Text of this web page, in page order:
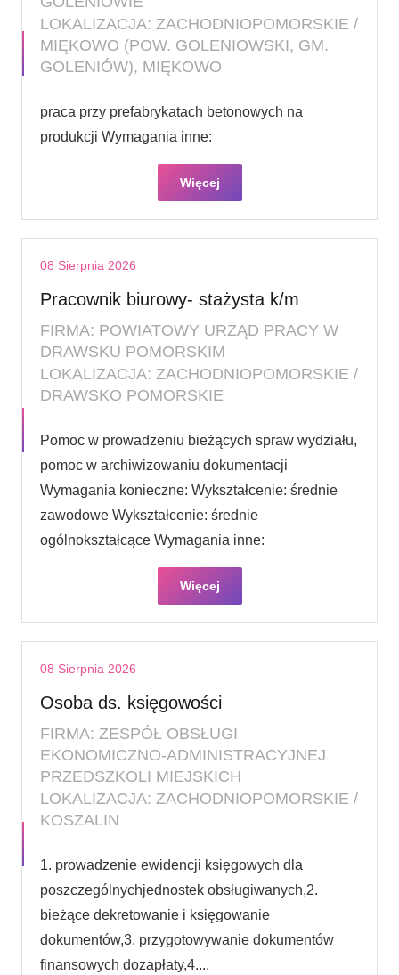
LOKALIZACJA: ZACHODNIOPOMORSKIE /
MIĘKOWO (POW. GOLENIOWSKI, GM.
GOLENIÓW), MIĘKOWO
praca przy prefabrykatach betonowych na
produkcji Wymagania inne:
Więcej
08 Sierpnia 2026
Pracownik biurowy- stażysta k/m
FIRMA: POWIATOWY URZĄD PRACY W
DRAWSKU POMORSKIM
LOKALIZACJA: ZACHODNIOPOMORSKIE /
DRAWSKO POMORSKIE
Pomoc w prowadzeniu bieżących spraw wydziału,
pomoc w archiwizowaniu dokumentacji
Wymagania konieczne: Wykształcenie: średnie
zawodowe Wykształcenie: średnie
ogólnokształcące Wymagania inne:
Więcej
08 Sierpnia 2026
Osoba ds. księgowości
FIRMA: ZESPÓŁ OBSŁUGI
EKONOMICZNO-ADMINISTRACYJNEJ
PRZEDSZKOLI MIEJSKICH
LOKALIZACJA: ZACHODNIOPOMORSKIE /
KOSZALIN
1. prowadzenie ewidencji księgowych dla
poszczególnychjednostek obsługiwanych,2.
bieżące dekretowanie i księgowanie
dokumentów,3. przygotowywanie dokumentów
finansowych dozapłaty,4....